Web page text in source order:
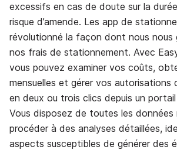
excessifs en cas de doute sur la
risque d’amende. Les app de
révolutionné la façon dont nous nous
nos frais de stationnement. Avec
vous pouvez examiner vos coûts,
mensuelles et gérer vos autorisations
en deux ou trois clics depuis un
Vous disposez de toutes les données
procéder à des analyses détaillées,
aspects susceptibles de générer des